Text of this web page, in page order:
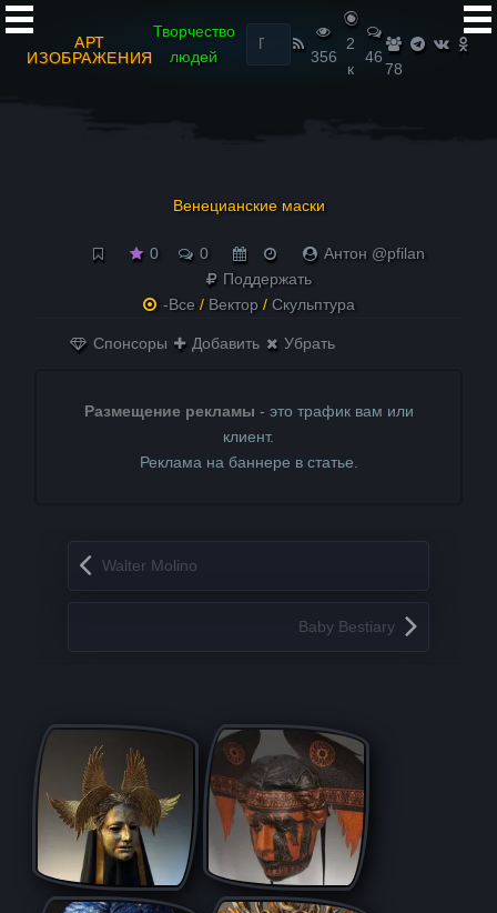
АРТ
ИЗОБРАЖЕНИЯ
Творчество
людей
Найти:
356
2
к
46
78
Венецианские маски
0 0
Антон @pfilan
Поддержать
-Все / Вектор / Скульптура
Спонсоры Добавить Убрать
Размещение рекламы - это трафик вам или
клиент.
Реклама на баннере в статье.
Запись навигация
Walter Molino
Baby Bestiary